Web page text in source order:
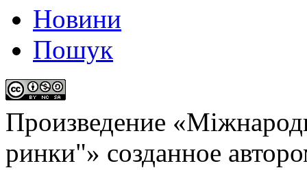
Новини
Пошук
Произведение «
ринки"» созданное